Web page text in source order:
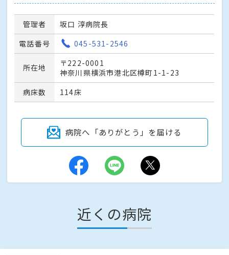
管理者
坂口 淳病院長
電話番号
045-531-2546
所在地
〒222-0001
神奈川県横浜市港北区樽町1-1-23
病床数
114床
病院へ「ありがとう」を届ける
近くの病院